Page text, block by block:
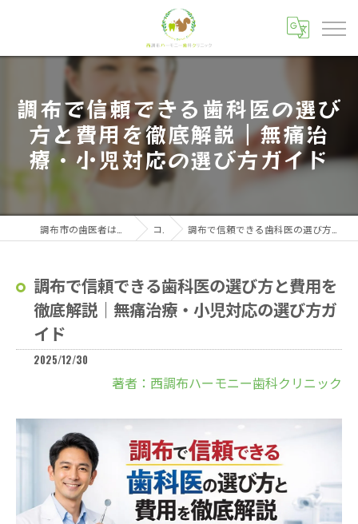
調布で信頼できる歯科医の選び
方と費用を徹底解説｜無痛治
療・小児対応の選び方ガイド
コラム 調布で信頼できる歯科医の選び方と費用を徹底解説｜無痛治療・小児対応の選び方ガイド
調布で信頼できる歯科医の選び方と費用を
徹底解説｜無痛治療・小児対応の選び方ガ
イド
2025/12/30
著者：西調布ハーモニー歯科クリニック